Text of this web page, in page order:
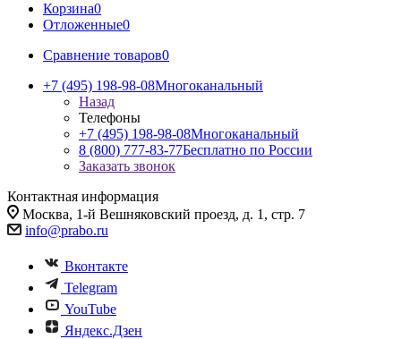
Корзина0
Отложенные0
Сравнение товаров0
+7 (495) 198-98-08Многоканальный
Назад
Телефоны
+7 (495) 198-98-08Многоканальный
8 (800) 777-83-77Бесплатно по России
Заказать звонок
Контактная информация
Москва, 1-й Вешняковский проезд, д. 1, стр. 7
info@prabo.ru
Вконтакте
Telegram
YouTube
Яндекс.Дзен